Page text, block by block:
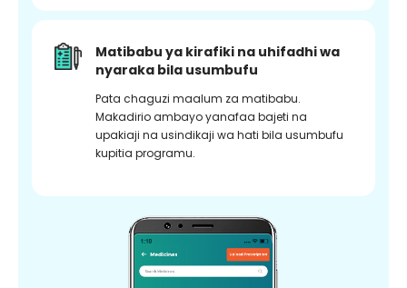
Matibabu ya kirafiki na uhifadhi wa
nyaraka bila usumbufu
Pata chaguzi maalum za matibabu.
Makadirio ambayo yanafaa bajeti na
upakiaji na usindikaji wa hati bila usumbufu
kupitia programu.